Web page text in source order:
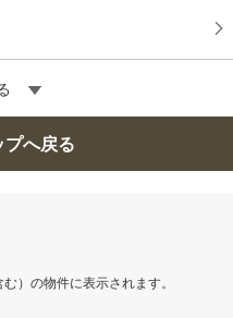
へ戻る
）の物件に表示されます。